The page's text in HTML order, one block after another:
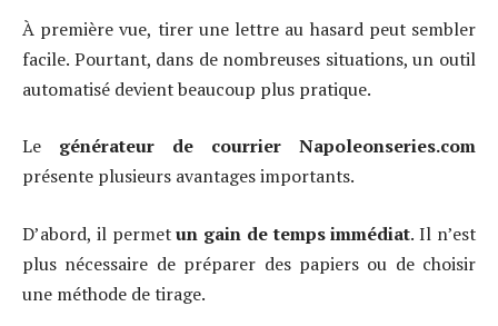
À première vue, tirer une lettre au hasard peut sembler
facile. Pourtant, dans de nombreuses situations, un outil
automatisé devient beaucoup plus pratique.
Le générateur de courrier Napoleonseries.com
présente plusieurs avantages importants.
D’abord, il permetun gain de temps immédiat. Il n’est
plus nécessaire de préparer des papiers ou de choisir
une méthode de tirage.